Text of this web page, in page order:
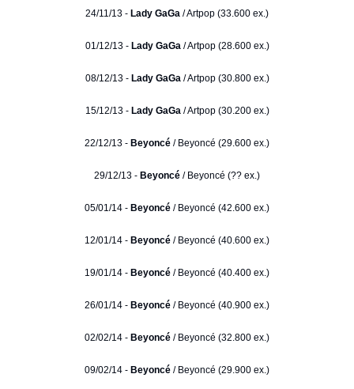
24/11/13 - Lady GaGa / Artpop (33.600 ex.)
01/12/13 - Lady GaGa/ Artpop (28.600 ex.)
08/12/13 - Lady GaGa/ Artpop (30.800 ex.)
15/12/13 - Lady GaGa/ Artpop (30.200 ex.)
22/12/13 - Beyoncé / Beyoncé (29.600 ex.)
29/12/13 - Beyoncé / Beyoncé (?? ex.)
05/01/14 - Beyoncé / Beyoncé (42.600 ex.)
12/01/14 - Beyoncé / Beyoncé (40.600 ex.)
19/01/14 - Beyoncé / Beyoncé (40.400 ex.)
26/01/14 - Beyoncé / Beyoncé (40.900 ex.)
02/02/14 - Beyoncé / Beyoncé (32.800 ex.)
09/02/14 - Beyoncé / Beyoncé (29.900 ex.)